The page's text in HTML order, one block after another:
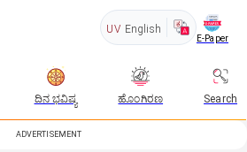
UV English
E-Paper
ದಿನ ಭವಿಷ್ಯ ಹೊಂಗಿರಣ Search
ADVERTISEMENT